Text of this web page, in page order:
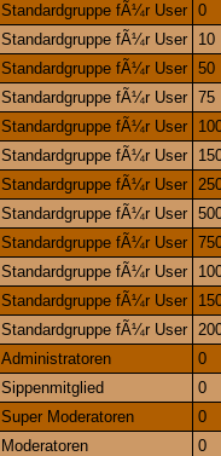
Standardgruppe fÃ¼r User
0
Standardgruppe fÃ¼r User
10
Standardgruppe fÃ¼r User
50
Standardgruppe fÃ¼r User
75
Standardgruppe fÃ¼r User
Standardgruppe fÃ¼r User
Standardgruppe fÃ¼r User
Standardgruppe fÃ¼r User
Standardgruppe fÃ¼r User
Standardgruppe fÃ¼r User
Standardgruppe fÃ¼r User
Standardgruppe fÃ¼r User
Administratoren
0
Sippenmitglied
0
Super Moderatoren
0
Moderatoren
0